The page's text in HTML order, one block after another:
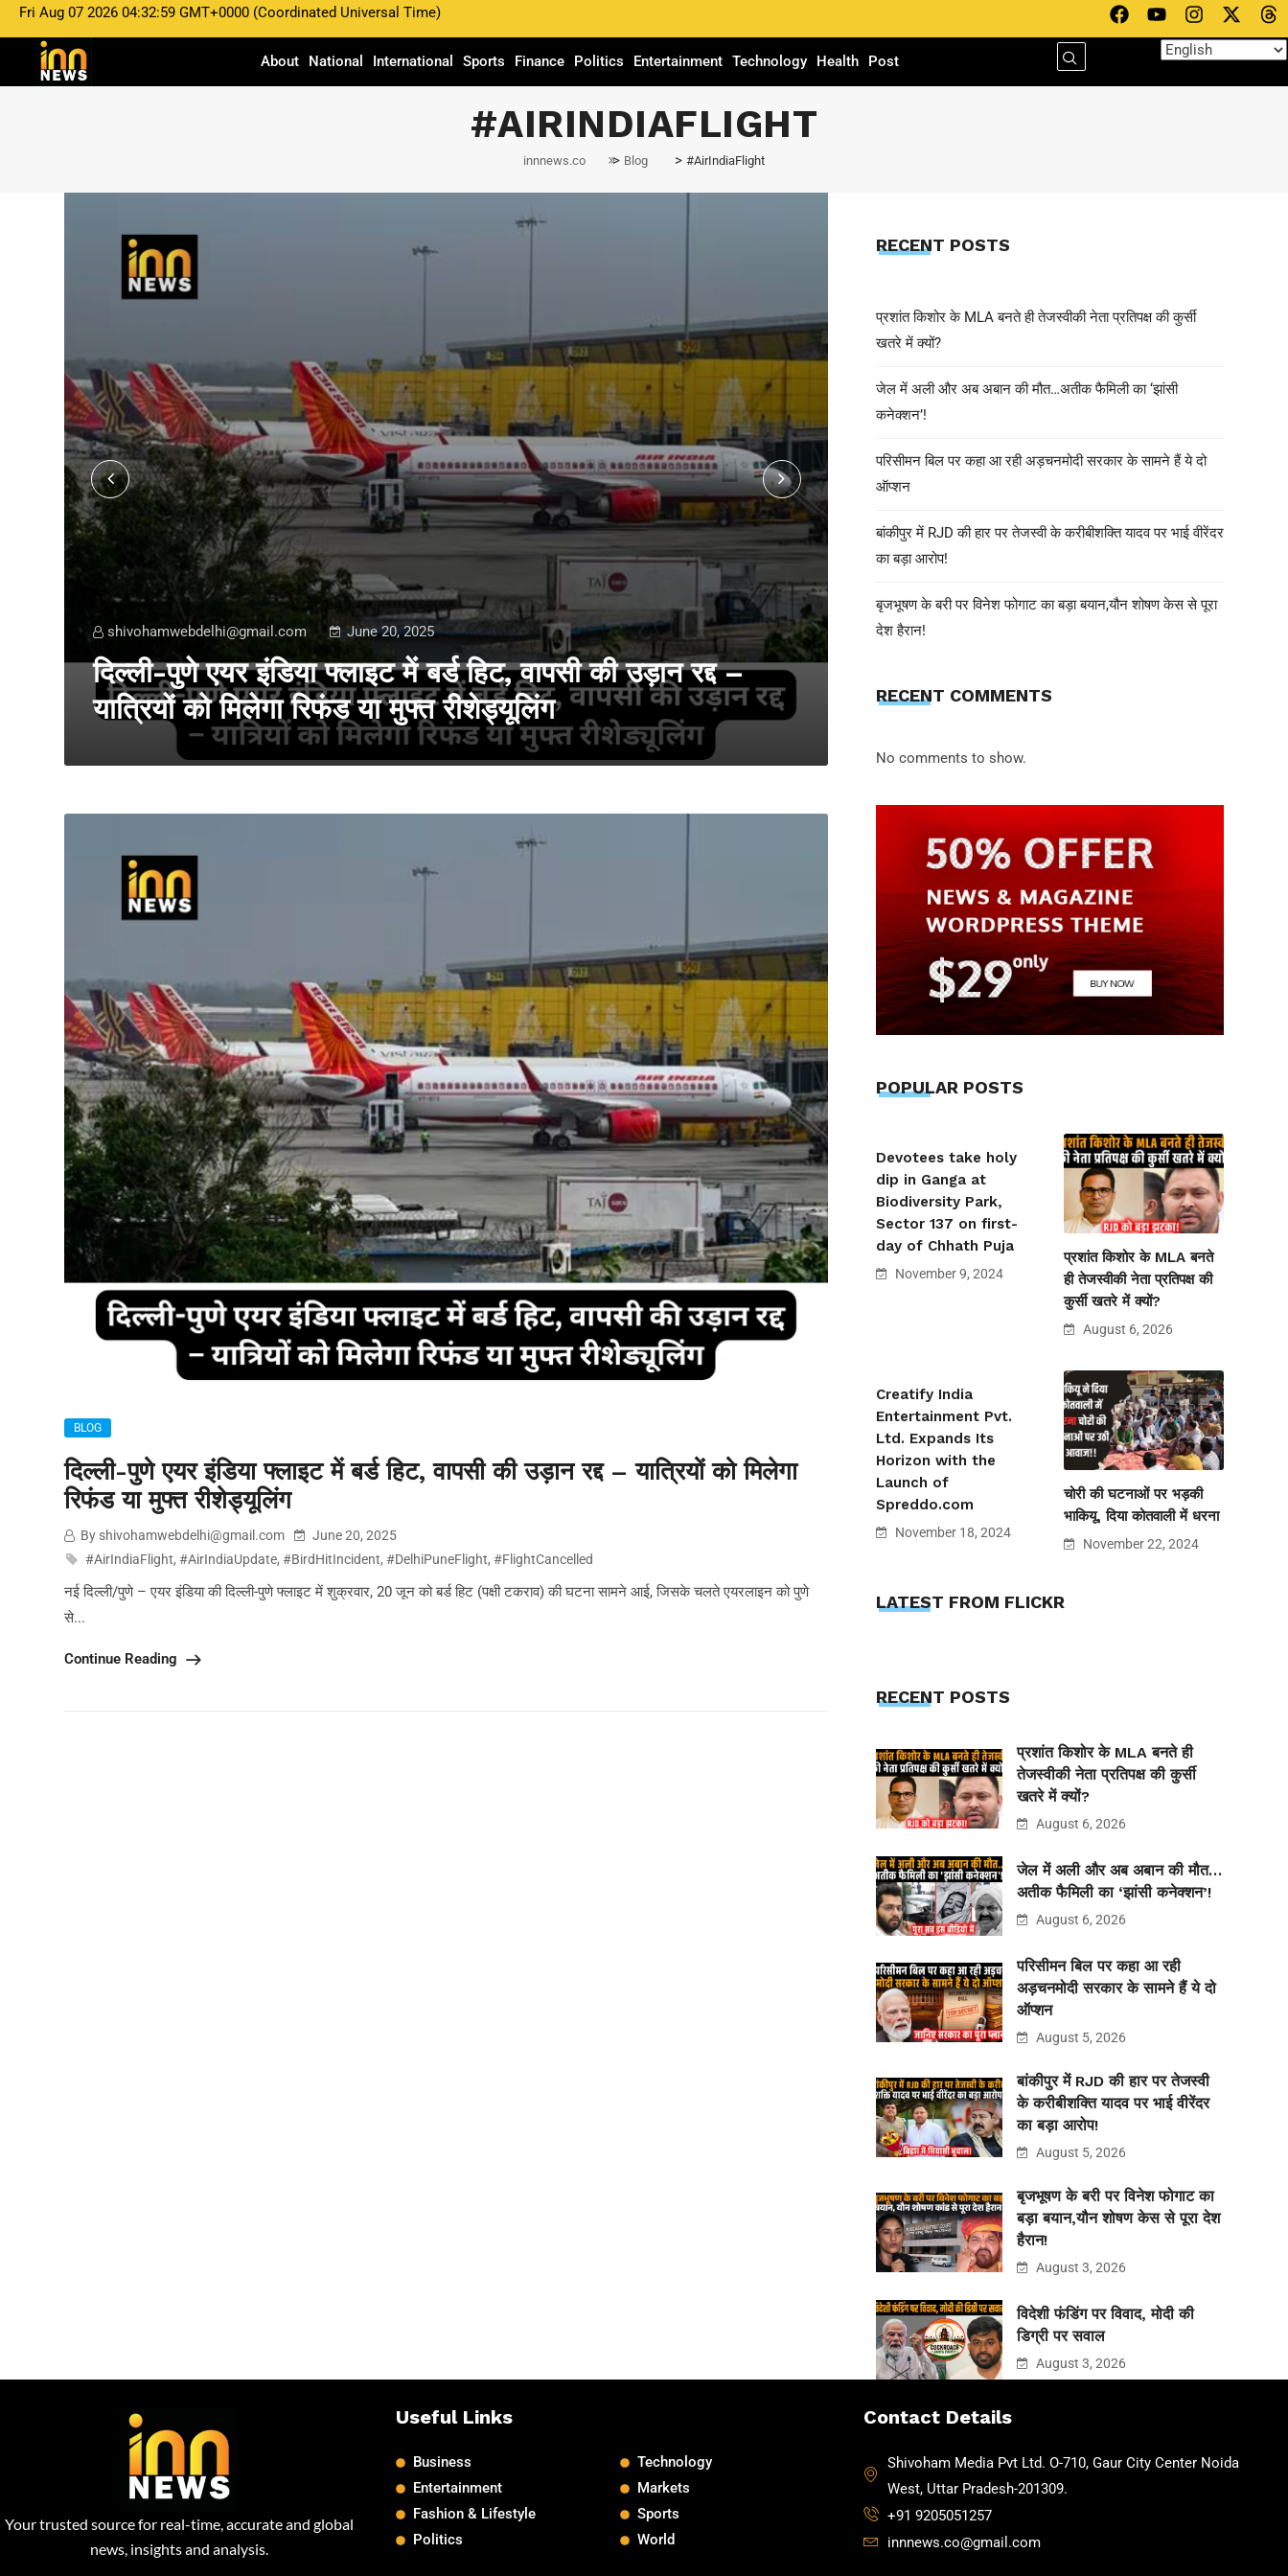
Fri Aug 07 2026 04:32:59 GMT+0000 (Coordinated Universal Time)
About National International Sports Finance Politics Entertainment Technology Health Post
#AIRINDIAFLIGHT
innnews.co > Blog > #AirIndiaFlight
shivohamwebdelhi@gmail.com June 20, 2025
दिल्ली-पुणे एयर इंडिया फ्लाइट में बर्ड हिट, वापसी की उड़ान रद्द –
यात्रियों को मिलेगा रिफंड या मुफ्त रीशेड्यूलिंग
shivohamwebdelhi@gmail.com
यात्रियों को मिलेगा रिफंड या मुफ्त
BLOG
दिल्ली-पुणे एयर इंडिया फ्लाइट में बर्ड हिट, वापसी की उड़ान रद्द – यात्रियों को मिलेगा
रिफंड या मुफ्त रीशेड्यूलिंग
By shivohamwebdelhi@gmail.com
June 20, 2025
#AirIndiaFlight, #AirIndiaUpdate, #BirdHitIncident, #DelhiPuneFlight, #FlightCancelled
नई दिल्ली/पुणे – एयर इंडिया की दिल्ली-पुणे फ्लाइट में शुक्रवार, 20 जून को बर्ड हिट (पक्षी टकराव) की घटना सामने आई, जिसके चलते एयरलाइन को पुणे
से...
Continue Reading
RECENT POSTS
प्रशांत किशोर के MLA बनते ही तेजस्वीकी नेता प्रतिपक्ष की कुर्सी
खतरे में क्यों?
जेल में अली और अब अबान की मौत…अतीक फैमिली का ‘झांसी
कनेक्शन’!
परिसीमन बिल पर कहा आ रही अड़चनमोदी सरकार के सामने हैं ये दो
ऑप्शन
बांकीपुर में RJD की हार पर तेजस्वी के करीबीशक्ति यादव पर भाई वीरेंदर
का बड़ा आरोप!
बृजभूषण के बरी पर विनेश फोगाट का बड़ा बयान,यौन शोषण केस से पूरा
देश हैरान!
RECENT COMMENTS
No comments to show.
POPULAR POSTS
Devotees take holy
dip in Ganga at
Biodiversity Park,
Sector 137 on first-
day of Chhath Puja
November 9, 2024
प्रशांत किशोर के MLA बनते
ही तेजस्वीकी नेता प्रतिपक्ष की
कुर्सी खतरे में क्यों?
August 6, 2026
Creatify India
Entertainment Pvt.
Ltd. Expands Its
Horizon with the
Launch of
Spreddo.com
November 18, 2024
चोरी की घटनाओं पर भड़की
भाकियू, दिया कोतवाली में धरना
November 22, 2024
LATEST FROM FLICKR
RECENT POSTS
प्रशांत किशोर के MLA बनते ही
तेजस्वीकी नेता प्रतिपक्ष की कुर्सी
खतरे में क्यों?
August 6, 2026
जेल में अली और अब अबान की मौत…
अतीक फैमिली का ‘झांसी कनेक्शन’!
August 6, 2026
परिसीमन बिल पर कहा आ रही
अड़चनमोदी सरकार के सामने हैं ये दो
ऑप्शन
August 5, 2026
बांकीपुर में RJD की हार पर तेजस्वी
के करीबीशक्ति यादव पर भाई वीरेंदर
का बड़ा आरोप!
August 5, 2026
बृजभूषण के बरी पर विनेश फोगाट का
बड़ा बयान,यौन शोषण केस से पूरा देश
हैरान!
August 3, 2026
विदेशी फंडिंग पर विवाद, मोदी की
डिग्री पर सवाल
August 3, 2026
Your trusted source for real-time, accurate and global
news, insights and analysis.
Useful Links
Business
Entertainment
Fashion & Lifestyle
Politics
Technology
Markets
Sports
World
Contact Details
Shivoham Media Pvt Ltd. O-710, Gaur City Center Noida
West, Uttar Pradesh-201309.
+91 9205051257
innnews.co@gmail.com